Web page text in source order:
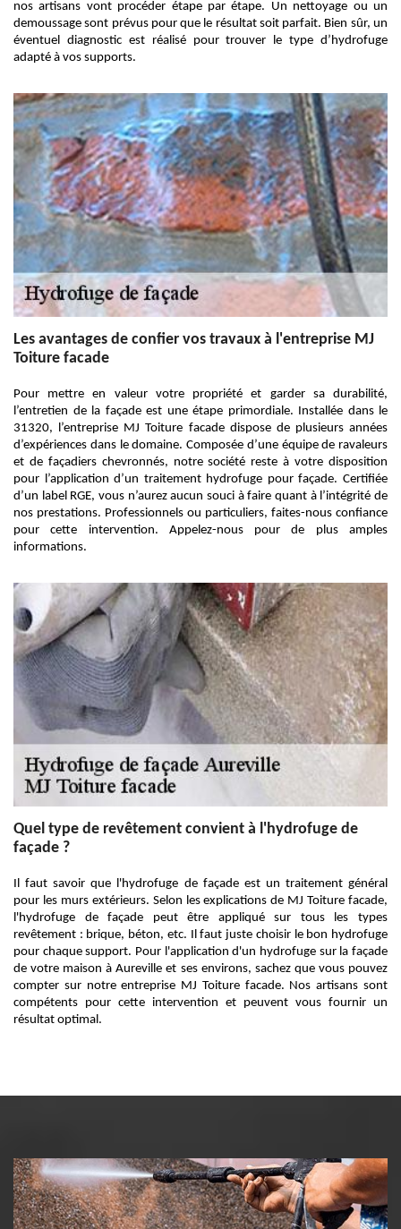
nos artisans vont procéder étape par étape. Un nettoyage ou un
demoussage sont prévus pour que le résultat soit parfait. Bien sûr, un
éventuel diagnostic est réalisé pour trouver le type d’hydrofuge
adapté à vos supports.
Les avantages de confier vos travaux à l'entreprise MJ
Toiture facade
Pour mettre en valeur votre propriété et garder sa durabilité,
l’entretien de la façade est une étape primordiale. Installée dans le
31320, l’entreprise MJ Toiture facade dispose de plusieurs années
d’expériences dans le domaine. Composée d’une équipe de ravaleurs
et de façadiers chevronnés, notre société reste à votre disposition
pour l’application d’un traitement hydrofuge pour façade. Certifiée
d’un label RGE, vous n’aurez aucun souci à faire quant à l’intégrité de
nos prestations. Professionnels ou particuliers, faites-nous confiance
pour cette intervention. Appelez-nous pour de plus amples
informations.
Quel type de revêtement convient à l'hydrofuge de
façade ?
Il faut savoir que l'hydrofuge de façade est un traitement général
pour les murs extérieurs. Selon les explications de MJ Toiture facade,
l'hydrofuge de façade peut être appliqué sur tous les types
revêtement : brique, béton, etc. Il faut juste choisir le bon hydrofuge
pour chaque support. Pour l'application d'un hydrofuge sur la façade
de votre maison à Aureville et ses environs, sachez que vous pouvez
compter sur notre entreprise MJ Toiture facade. Nos artisans sont
compétents pour cette intervention et peuvent vous fournir un
résultat optimal.